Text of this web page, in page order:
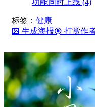
功能同时上线 (4)
标签： 健康
生成海报
打赏作